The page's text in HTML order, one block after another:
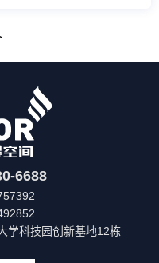
6688
学科技园创新基地12栋